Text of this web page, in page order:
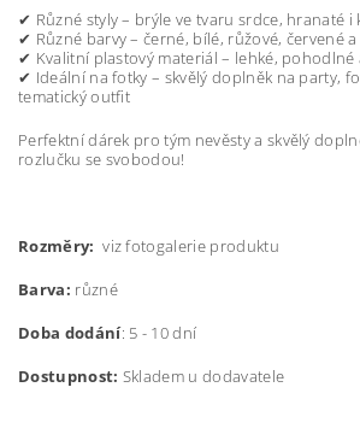
✔ Různé styly – brýle ve tvaru srdce, hranaté i
✔ Různé barvy – černé, bílé, růžové, červené
✔ Kvalitní plastový materiál – lehké, pohodlné
✔ Ideální na fotky – skvělý doplněk na party,
tematický outfit
Perfektní dárek pro tým nevěsty a skvělý
rozlučku se svobodou!
Rozměry: viz fotogalerie produktu
Barva: různé
Doba dodání: 5 - 10 dní
Dostupnost: Skladem u dodavatele